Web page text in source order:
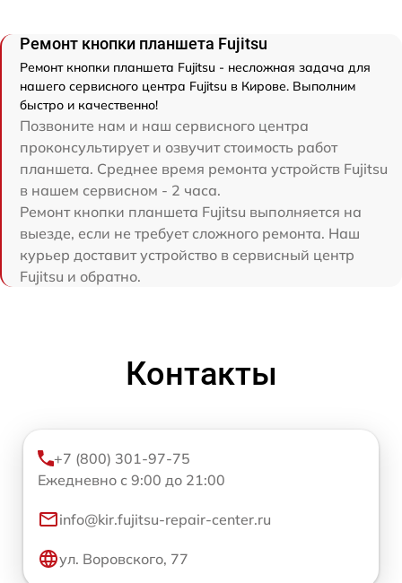
Ремонт кнопки планшета Fujitsu
Ремонт кнопки планшета Fujitsu - несложная задача для
нашего сервисного центра Fujitsu в Кирове. Выполним
быстро и качественно!
Позвоните нам и наш сервисного центра
проконсультирует и озвучит стоимость работ
планшета. Среднее время ремонта устройств Fujitsu
в нашем сервисном - 2 часа.
Ремонт кнопки планшета Fujitsu выполняется на
выезде, если не требует сложного ремонта. Наш
курьер доставит устройство в сервисный центр
Fujitsu и обратно.
Контакты
+7 (800) 301-97-75
Ежедневно с 9:00 до 21:00
info@kir.fujitsu-repair-center.ru
ул. Воровского, 77